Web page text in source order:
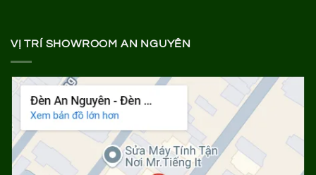
VỊ TRÍ SHOWROOM AN NGUYÊN